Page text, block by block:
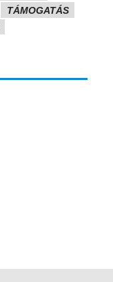
TÁMOGATÁS